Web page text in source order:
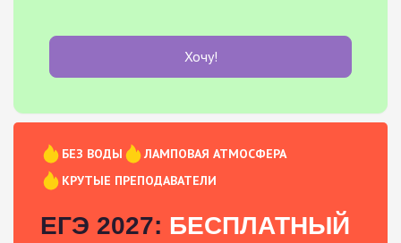
Хочу!
БЕЗ ВОДЫ
ЛАМПОВАЯ АТМОСФЕРА
КРУТЫЕ ПРЕПОДАВАТЕЛИ
ЕГЭ 2027: БЕСПЛАТНЫЙ